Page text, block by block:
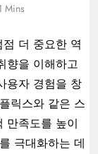
Mins
더 중요한 역
향을 이해하고
용자 경험을 창
릭스와 같은 스
만족도를 높이
극대화하는 데